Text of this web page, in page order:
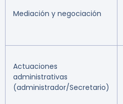
Mediación y negociación
Actuaciones
administrativas
(administrador/Secretario)